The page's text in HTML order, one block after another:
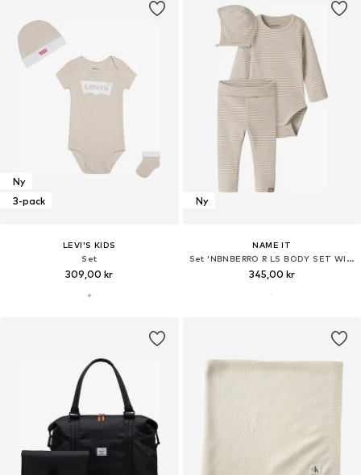
Ny
3-pack
LEVI'S KIDS
Set
309,00 kr
Ny
NAME IT
Set 'NBNBERRO R LS BODY SET WITH HAT'
345,00 kr